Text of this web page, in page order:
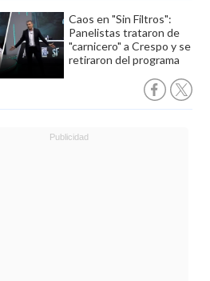
Caos en "Sin Filtros":
Panelistas trataron de
"carnicero" a Crespo y se
retiraron del programa